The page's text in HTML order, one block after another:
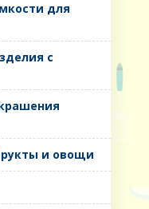
для
с
и овощи